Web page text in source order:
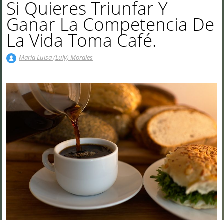
Si Quieres Triunfar Y
Ganar La Competencia De
La Vida Toma Café.
María Luisa (Luly) Morales